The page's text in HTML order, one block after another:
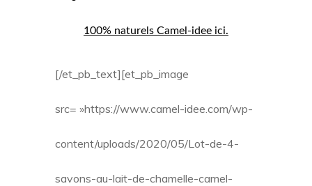
100% naturels Camel-idee ici.
[/et_pb_text][et_pb_image
src= »https://www.camel-idee.com/wp-
content/uploads/2020/05/Lot-de-4-
savons-au-lait-de-chamelle-camel-